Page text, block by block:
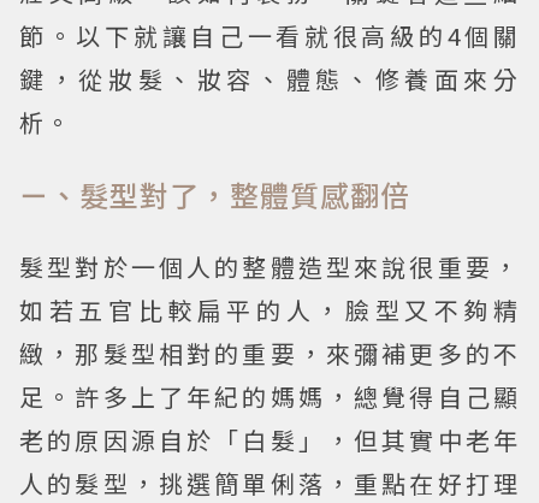
節。以下就讓自己一看就很高級的4個關
鍵，從妝髮、妝容、體態、修養面來分
析。
ㄧ、髮型對了，整體質感翻倍
髮型對於一個人的整體造型來說很重要，
如若五官比較扁平的人，臉型又不夠精
緻，那髮型相對的重要，來彌補更多的不
足。許多上了年紀的媽媽，總覺得自己顯
老的原因源自於「白髮」，但其實中老年
人的髮型，挑選簡單俐落，重點在好打理